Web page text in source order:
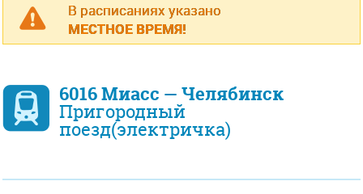
В расписаниях указано
МЕСТНОЕ ВРЕМЯ!
6016 Миасс — Челябинск
Пригородный
поезд(электричка)